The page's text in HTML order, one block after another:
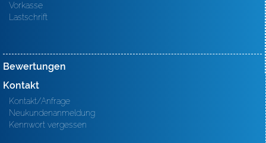
Vorkasse
Lastschrift
Bewertungen
Kontakt
Kontakt/Anfrage
Neukundenanmeldung
Kennwort vergessen